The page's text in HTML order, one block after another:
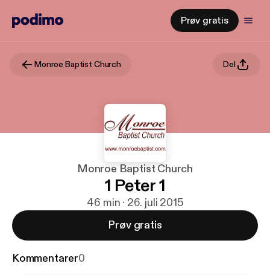
Prøv gratis
Monroe Baptist Church Del
Monroe Baptist Church
1 Peter 1
46 min · 26. juli 2015
Prøv gratis
Kommentarer0